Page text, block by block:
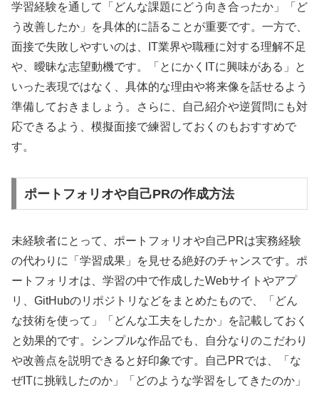
学習経験を通して「どんな課題にどう向き合ったか」「ど
う改善したか」を具体的に語ることが重要です。一方で、
面接で失敗しやすいのは、IT業界や職種に対する理解不足
や、曖昧な志望動機です。「とにかくITに興味がある」と
いった表現ではなく、具体的な理由や将来像を話せるよう
準備しておきましょう。さらに、自己紹介や逆質問にも対
応できるよう、模擬面接で練習しておくのもおすすめで
す。
ポートフォリオや自己PRの作成方法
未経験者にとって、ポートフォリオや自己PRは実務経験
の代わりに「学習成果」を見せる絶好のチャンスです。ポ
ートフォリオは、学習の中で作成したWebサイトやアプ
リ、GitHubのリポジトリなどをまとめたもので、「どん
な技術を使って」「どんな工夫をしたか」を記載しておく
と効果的です。シンプルな作品でも、自分なりのこだわり
や改善点を説明できると好印象です。自己PRでは、「な
ぜITに挑戦したのか」「どのような学習をしてきたのか」